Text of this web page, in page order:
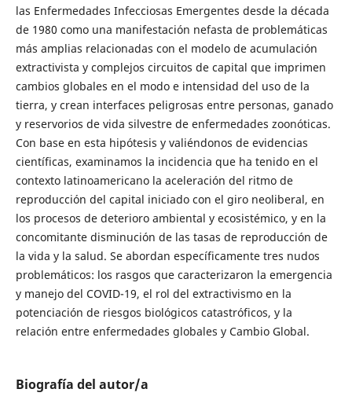
las Enfermedades Infecciosas Emergentes desde la década
de 1980 como una manifestación nefasta de problemáticas
más amplias relacionadas con el modelo de acumulación
extractivista y complejos circuitos de capital que imprimen
cambios globales en el modo e intensidad del uso de la
tierra, y crean interfaces peligrosas entre personas, ganado
y reservorios de vida silvestre de enfermedades zoonóticas.
Con base en esta hipótesis y valiéndonos de evidencias
científicas, examinamos la incidencia que ha tenido en el
contexto latinoamericano la aceleración del ritmo de
reproducción del capital iniciado con el giro neoliberal, en
los procesos de deterioro ambiental y ecosistémico, y en la
concomitante disminución de las tasas de reproducción de
la vida y la salud. Se abordan específicamente tres nudos
problemáticos: los rasgos que caracterizaron la emergencia
y manejo del COVID-19, el rol del extractivismo en la
potenciación de riesgos biológicos catastróficos, y la
relación entre enfermedades globales y Cambio Global.
Biografía del autor/a